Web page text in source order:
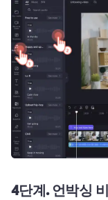
4단계.언박싱